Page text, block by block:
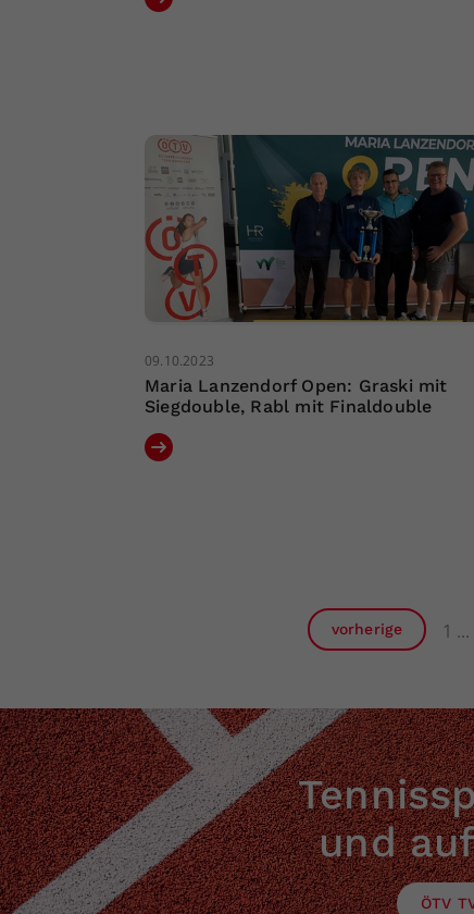
09.10.2023
Maria Lanzendorf Open: Graski mit
Siegdouble, Rabl mit Finaldouble
vorherige 1
und
ÖTV